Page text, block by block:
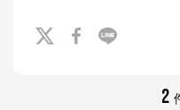
2